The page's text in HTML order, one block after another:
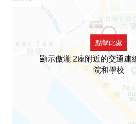
點擊此處
顯示傲瀧 2座附近的交通連
院和學校